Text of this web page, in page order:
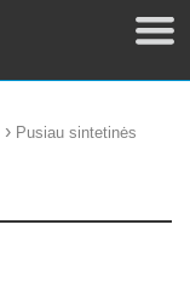
› Pusiau sintetinės